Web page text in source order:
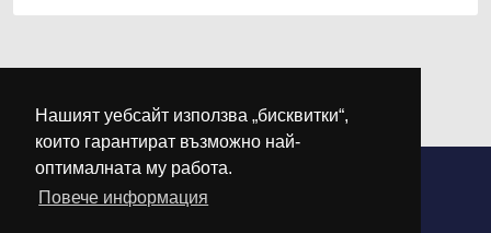
Нашият уебсайт използва „бисквитки“,
които гарантират възможно най-
оптималната му работа.
Повече информация
©М-КЛИМА. Всички права запазени.